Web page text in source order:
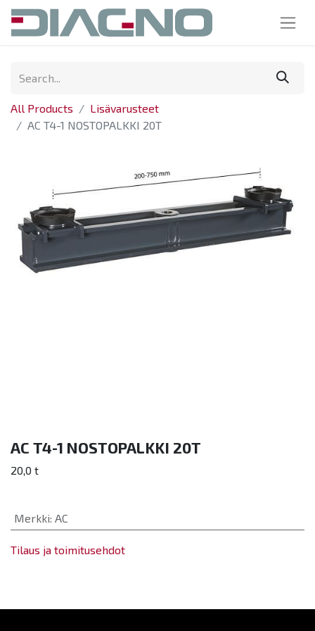
All Products
Lisävarusteet
AC T4-1 NOSTOPALKKI 20T
AC T4-1 NOSTOPALKKI 20T
20,0 t
Merkki: AC
Tilaus ja toimitusehdot